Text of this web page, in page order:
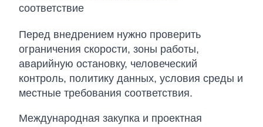
соответствие
Перед внедрением нужно проверить
ограничения скорости, зоны работы,
аварийную остановку, человеческий
контроль, политику данных, условия среды и
местные требования соответствия.
Международная закупка и проектная